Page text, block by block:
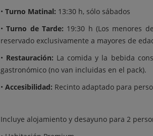
• Turno Matinal: 13:30 h, sólo sábados
•Turno de Tarde: 19:30 h (Los menores
reservado exclusivamente a mayores de
• Restauración: La comida y la bebida
gastronómico (no van incluidas en el pack).
• Accesibilidad: Recinto adaptado para
Incluye alojamiento y desayuno para 2